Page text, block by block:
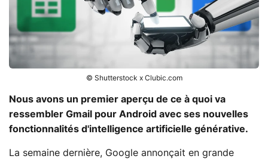
© Shutterstock x Clubic.com
Nous avons un premier aperçu de ce à quoi va
ressembler Gmail pour Android avec ses nouvelles
fonctionnalités d'intelligence artificielle générative.
La semaine dernière, Google annonçait en grande